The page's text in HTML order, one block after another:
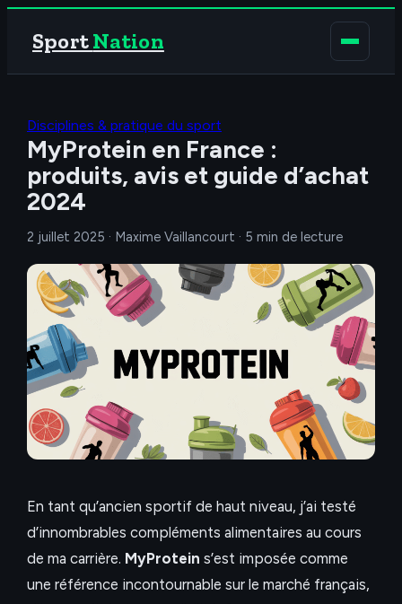
SportNation
Disciplines & pratique du sport
MyProtein en France :
produits, avis et guide d’achat
2024
2 juillet 2025 · Maxime Vaillancourt · 5 min de lecture
En tant qu’ancien sportif de haut niveau, j’ai testé
d’innombrables compléments alimentaires au cours
de ma carrière. MyProtein s’est imposée comme
une référence incontournable sur le marché français,